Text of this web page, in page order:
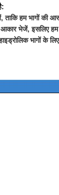
ताकि हम भागों की
आकार भेजें, इसलिए
भागों के